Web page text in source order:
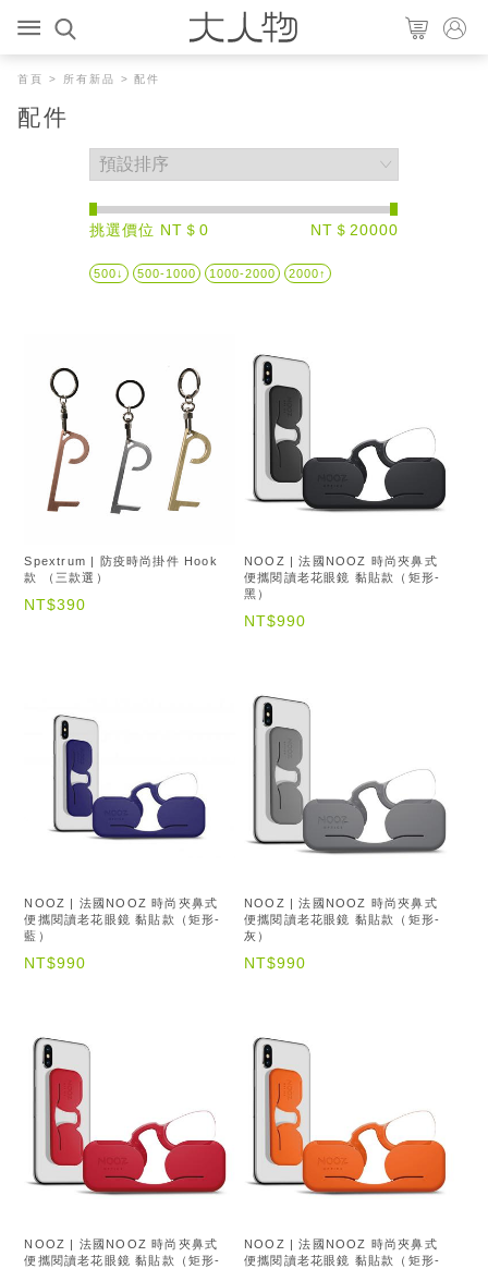
首頁 > 所有新品 > 配件
配件
挑選價位 NT＄0 NT＄20000
500↓ 500-1000 1000-2000 2000↑
Spextrum | 防疫時尚掛件 Hook
款 （三款選）
NT$390
NOOZ | 法國NOOZ 時尚夾鼻式
便攜閱讀老花眼鏡 黏貼款（矩形-
黑）
NT$990
NOOZ | 法國NOOZ 時尚夾鼻式
便攜閱讀老花眼鏡 黏貼款（矩形-
藍）
NT$990
NOOZ | 法國NOOZ 時尚夾鼻式
便攜閱讀老花眼鏡 黏貼款（矩形-
灰）
NT$990
NOOZ | 法國NOOZ 時尚夾鼻式
便攜閱讀老花眼鏡 黏貼款（矩形-
NOOZ | 法國NOOZ 時尚夾鼻式
便攜閱讀老花眼鏡 黏貼款（矩形-